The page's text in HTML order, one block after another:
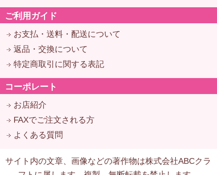
ご利用ガイド
お支払・送料・配送について
返品・交換について
特定商取引に関する表記
コーポレート
お店紹介
FAXでご注文される方
よくある質問
サイト内の文章、画像などの著作物は株式会社ABCクラ